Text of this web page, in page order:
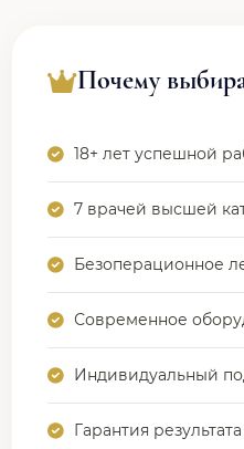
Почему
18+ лет успешной
7 врачей высшей
Безоперационное
Современное
Индивидуальный
Гарантия результата